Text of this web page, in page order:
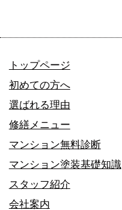
トップページ
初めての方へ
選ばれる理由
修繕メニュー
マンション無料診断
マンション塗装基礎知識
スタッフ紹介
会社案内